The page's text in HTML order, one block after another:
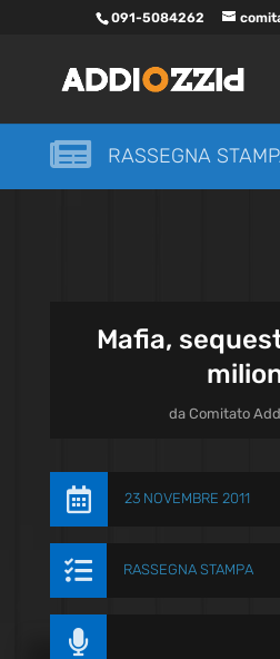
091-5084262
 RASSEGNA
Mafia,
daComitato
 23 NOVEMBRE 2011
 RASSEGNA STAMPA
